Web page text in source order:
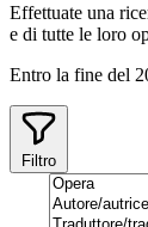
Effettuate una
e di tutte le loro
Entro la fine del
Filtro